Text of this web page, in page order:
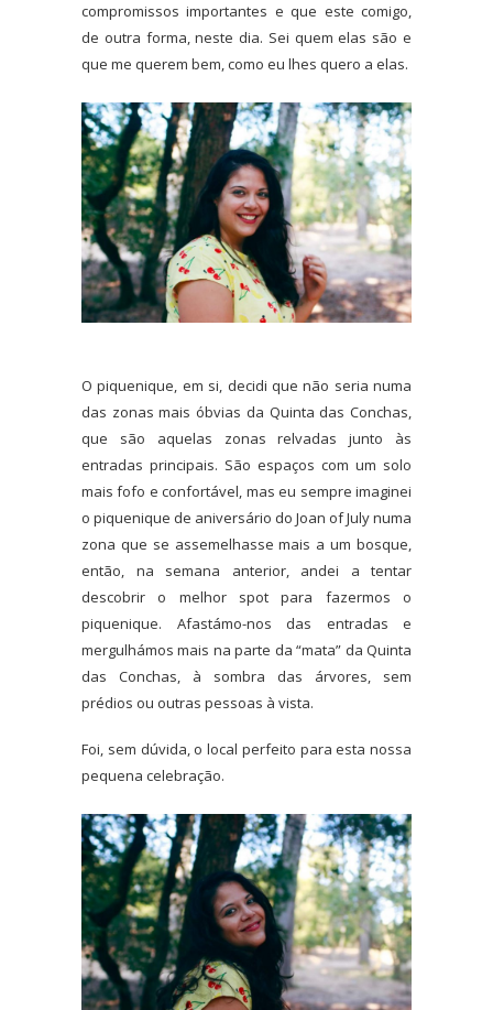
compromissos importantes e que este comigo,
de outra forma, neste dia. Sei quem elas são e
que me querem bem, como eu lhes quero a elas.
O piquenique, em si, decidi que não seria numa
das zonas mais óbvias da Quinta das Conchas,
que são aquelas zonas relvadas junto às
entradas principais. São espaços com um solo
mais fofo e confortável, mas eu sempre imaginei
o piquenique de aniversário do Joan of July numa
zona que se assemelhasse mais a um bosque,
então, na semana anterior, andei a tentar
descobrir o melhor spot para fazermos o
piquenique. Afastámo-nos das entradas e
mergulhámos mais na parte da “mata” da Quinta
das Conchas, à sombra das árvores, sem
prédios ou outras pessoas à vista.
Foi, sem dúvida, o local perfeito para esta nossa
pequena celebração.